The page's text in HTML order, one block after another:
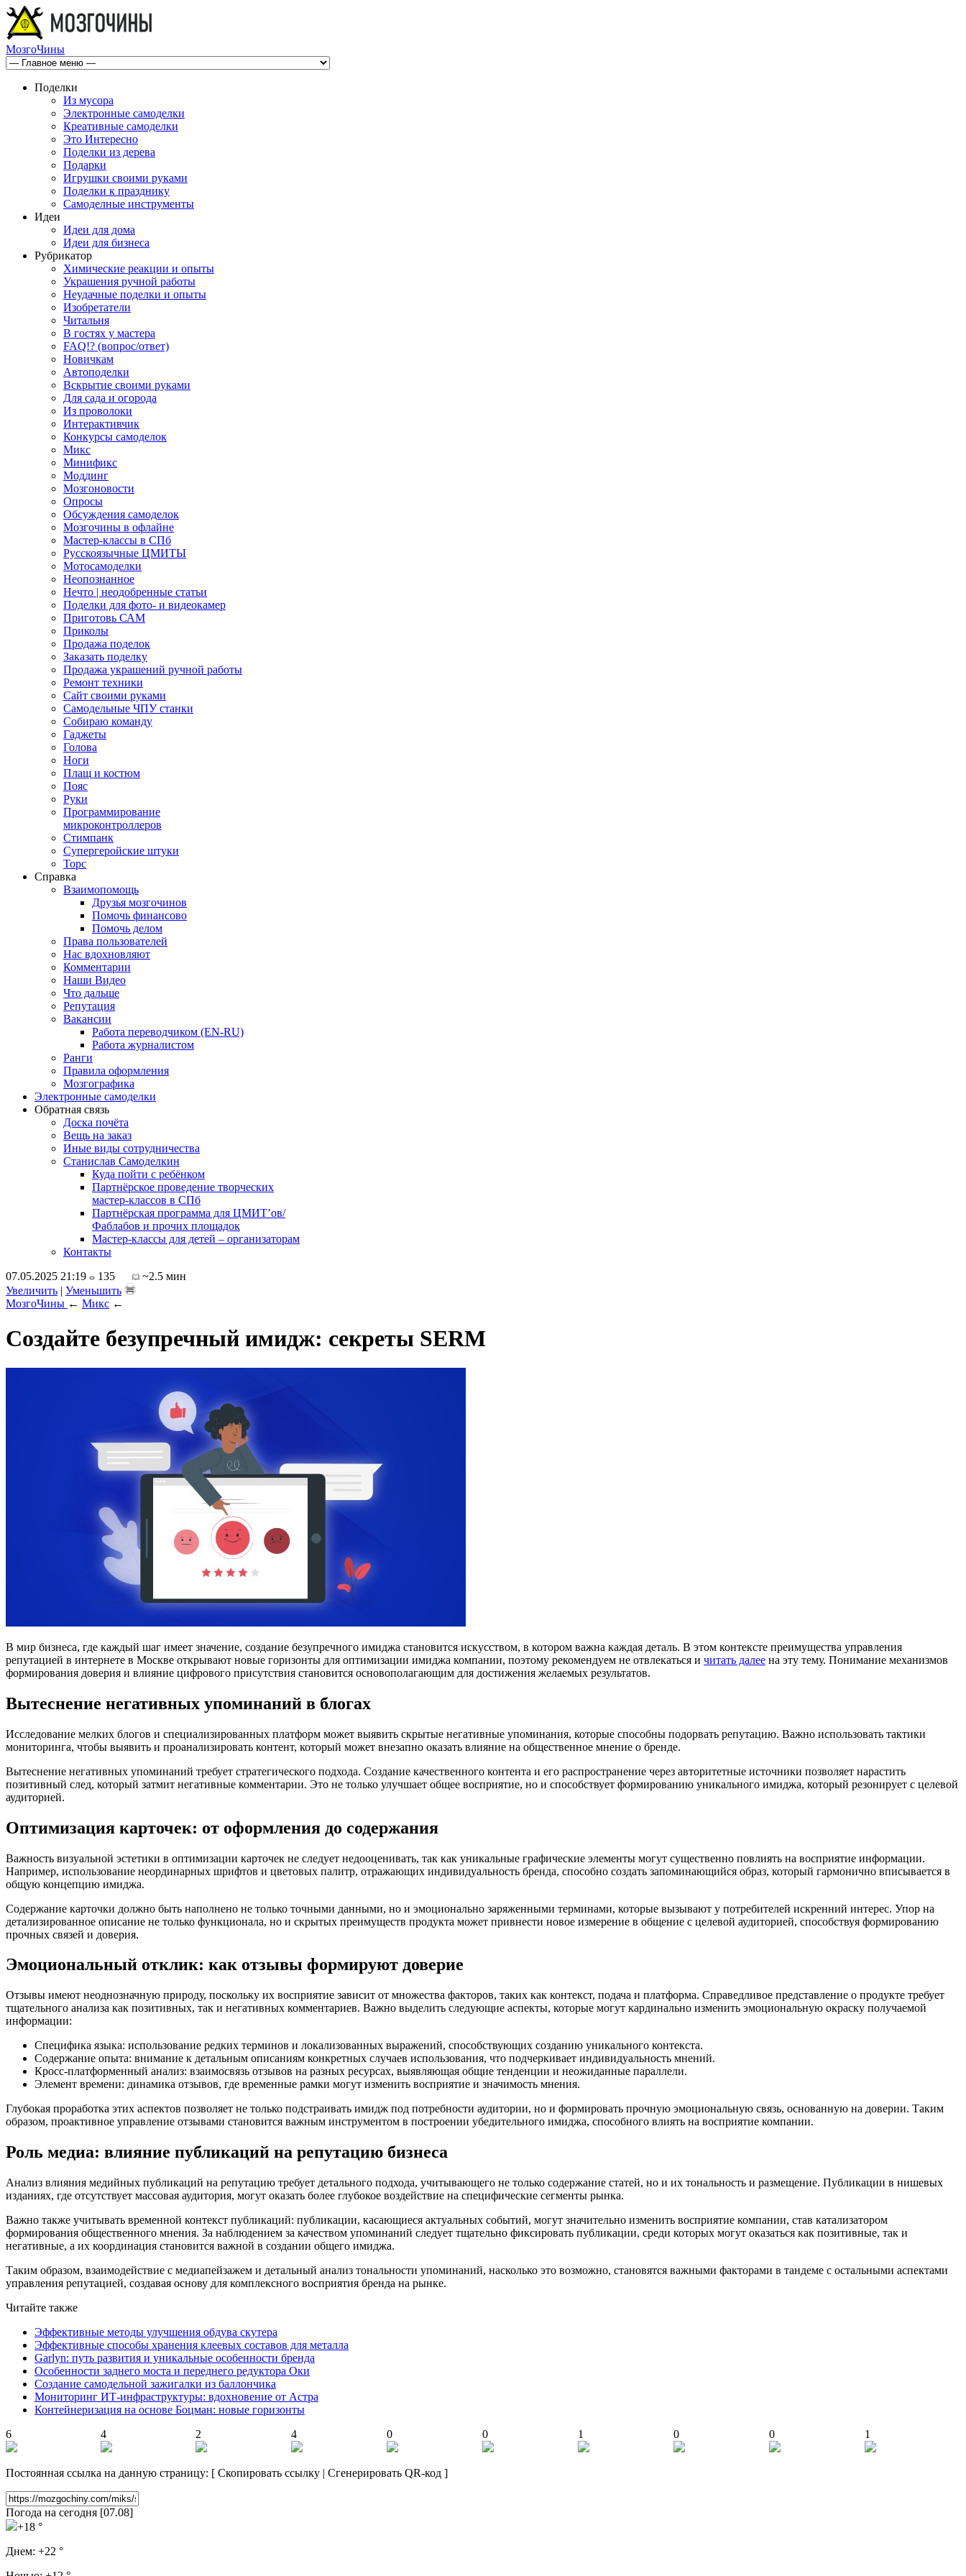
МозгоЧины
Поделки
Из мусора
Электронные самоделки
Креативные самоделки
Это Интересно
Поделки из дерева
Подарки
Игрушки своими руками
Поделки к празднику
Самоделные инструменты
Идеи
Идеи для дома
Идеи для бизнеса
Рубрикатор
Химические реакции и опыты
Украшения ручной работы
Неудачные поделки и опыты
Изобретатели
Читальня
В гостях у мастера
FAQ!? (вопрос/ответ)
Новичкам
Автоподелки
Вскрытие своими руками
Для сада и огорода
Из проволоки
Интерактивчик
Конкурсы самоделок
Микс
Минификс
Моддинг
Мозгоновости
Опросы
Обсуждения самоделок
Мозгочины в офлайне
Мастер-классы в СПб
Русскоязычные ЦМИТЫ
Мотосамоделки
Неопознанное
Нечто | неодобренные статьи
Поделки для фото- и видеокамер
Приготовь САМ
Приколы
Продажа поделок
Заказать поделку
Продажа украшений ручной работы
Ремонт техники
Сайт своими руками
Самодельные ЧПУ станки
Собираю команду
Гаджеты
Голова
Ноги
Плащ и костюм
Пояс
Руки
Программирование
микроконтроллеров
Стимпанк
Супергеройские штуки
Торс
Справка
Взаимопомощь
Друзья мозгочинов
Помочь финансово
Помочь делом
Права пользователей
Нас вдохновляют
Комментарии
Наши Видео
Что дальше
Репутация
Вакансии
Работа переводчиком (EN-RU)
Работа журналистом
Ранги
Правила оформления
Мозгографика
Электронные самоделки
Обратная связь
Доска почёта
Вещь на заказ
Иные виды сотрудничества
Станислав Самоделкин
Куда пойти с ребёнком
Партнёрское проведение творческих
мастер-классов в СПб
Партнёрская программа для ЦМИТ’ов/
Фаблабов и прочих площадок
Мастер-классы для детей – организаторам
Контакты
07.05.2025 21:19
135
~2.5 мин
Увеличить | Уменьшить
МозгоЧины ← Микс ←
Создайте безупречный имидж: секреты SERM
В мир бизнеса, где каждый шаг имеет значение, создание безупречного имиджа становится искусством, в котором важна каждая деталь. В этом контексте преимущества управления
репутацией в интернете в Москве открывают новые горизонты для оптимизации имиджа компании, поэтому рекомендуем не отвлекаться и читать далее на эту тему. Понимание механизмов
формирования доверия и влияние цифрового присутствия становится основополагающим для достижения желаемых результатов.
Вытеснение негативных упоминаний в блогах
Исследование мелких блогов и специализированных платформ может выявить скрытые негативные упоминания, которые способны подорвать репутацию. Важно использовать тактики
мониторинга, чтобы выявить и проанализировать контент, который может внезапно оказать влияние на общественное мнение о бренде.
Вытеснение негативных упоминаний требует стратегического подхода. Создание качественного контента и его распространение через авторитетные источники позволяет нарастить
позитивный след, который затмит негативные комментарии. Это не только улучшает общее восприятие, но и способствует формированию уникального имиджа, который резонирует с целевой
аудиторией.
Оптимизация карточек: от оформления до содержания
Важность визуальной эстетики в оптимизации карточек не следует недооценивать, так как уникальные графические элементы могут существенно повлиять на восприятие информации.
Например, использование неординарных шрифтов и цветовых палитр, отражающих индивидуальность бренда, способно создать запоминающийся образ, который гармонично вписывается в
общую концепцию имиджа.
Содержание карточки должно быть наполнено не только точными данными, но и эмоционально заряженными терминами, которые вызывают у потребителей искренний интерес. Упор на
детализированное описание не только функционала, но и скрытых преимуществ продукта может привнести новое измерение в общение с целевой аудиторией, способствуя формированию
прочных связей и доверия.
Эмоциональный отклик: как отзывы формируют доверие
Отзывы имеют неоднозначную природу, поскольку их восприятие зависит от множества факторов, таких как контекст, подача и платформа. Справедливое представление о продукте требует
тщательного анализа как позитивных, так и негативных комментариев. Важно выделить следующие аспекты, которые могут кардинально изменить эмоциональную окраску получаемой
информации:
Специфика языка: использование редких терминов и локализованных выражений, способствующих созданию уникального контекста.
Содержание опыта: внимание к детальным описаниям конкретных случаев использования, что подчеркивает индивидуальность мнений.
Кросс-платформенный анализ: взаимосвязь отзывов на разных ресурсах, выявляющая общие тенденции и неожиданные параллели.
Элемент времени: динамика отзывов, где временные рамки могут изменить восприятие и значимость мнения.
Глубокая проработка этих аспектов позволяет не только подстраивать имидж под потребности аудитории, но и формировать прочную эмоциональную связь, основанную на доверии. Таким
образом, проактивное управление отзывами становится важным инструментом в построении убедительного имиджа, способного влиять на восприятие компании.
Роль медиа: влияние публикаций на репутацию бизнеса
Анализ влияния медийных публикаций на репутацию требует детального подхода, учитывающего не только содержание статей, но и их тональность и размещение. Публикации в нишевых
изданиях, где отсутствует массовая аудитория, могут оказать более глубокое воздействие на специфические сегменты рынка.
Важно также учитывать временной контекст публикаций: публикации, касающиеся актуальных событий, могут значительно изменить восприятие компании, став катализатором
формирования общественного мнения. За наблюдением за качеством упоминаний следует тщательно фиксировать публикации, среди которых могут оказаться как позитивные, так и
негативные, а их координация становится важной в создании общего имиджа.
Таким образом, взаимодействие с медиапейзажем и детальный анализ тональности упоминаний, насколько это возможно, становятся важными факторами в тандеме с остальными аспектами
управления репутацией, создавая основу для комплексного восприятия бренда на рынке.
Читайте также
Эффективные методы улучшения обдува скутера
Эффективные способы хранения клеевых составов для металла
Garlyn: путь развития и уникальные особенности бренда
Особенности заднего моста и переднего редуктора Оки
Создание самодельной зажигалки из баллончика
Мониторинг ИТ-инфраструктуры: вдохновение от Астра
Контейнеризация на основе Боцман: новые горизонты
6
4 2 4 0 0 1 0 0 1
Постоянная ссылка на данную страницу: [ Скопировать ссылку | Сгенерировать QR-код ]
Погода на сегодня [07.08]
+18 °
Днем: +22 °